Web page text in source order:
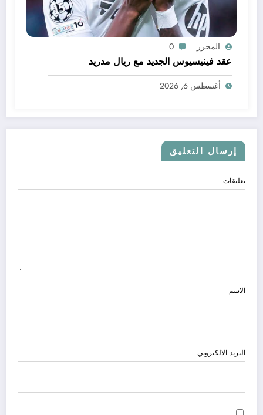
المحرر 0
عقد فينيسيوس الجديد مع ريال مدريد
أغسطس 6, 2026
إرسال التعليق
تعليقات
الاسم
البريد الالكتروني